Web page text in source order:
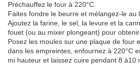
Préchauffez le four à 220°C.
Faites fondre le beurre et mélangez-le au
Ajoutez la farine, le sel, la levure et la
fouet (ou au mixer plongeant) pour
Posez les moules sur une plaque de four
dans les empreintes, enfournez à 220°C
mi hauteur et laissez cuire pendant 8 à10